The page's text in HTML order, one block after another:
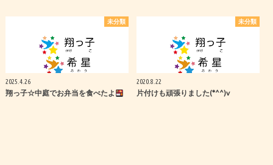
未分類
2025.4.26
翔っ子☆中庭でお弁当を食べたよ
未分類
2020.8.22
片付けも頑張りました(*^^)v